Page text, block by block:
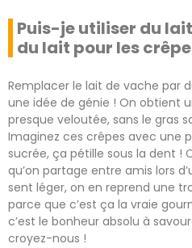
Puis-je utiliser du
du lait pour les
Remplacer le lait de vache par
une idée de génie ! On obtient
presque veloutée, sans le gras
Imaginez ces crêpes avec une
sucrée, ça pétille sous la dent !
qu’on partage entre amis lors
sent léger, on en reprend une
parce que c’est ça la vraie
c’est le bonheur absolu à
croyez-nous !